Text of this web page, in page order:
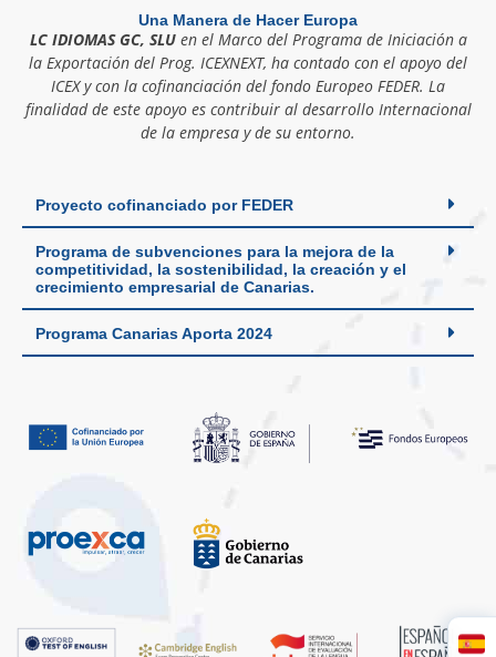
Una Manera de Hacer Europa
LC IDIOMAS GC, SLUen el Marco del Programa de Iniciación a
la Exportación del Prog. ICEXNEXT, ha contado con el apoyo del
ICEX y con la cofinanciación del fondo Europeo FEDER. La
finalidad de este apoyo es contribuir al desarrollo Internacional
de la empresa y de su entorno.
Proyecto cofinanciado por FEDER
Programa de subvenciones para la mejora de la
competitividad, la sostenibilidad, la creación y el
crecimiento empresarial de Canarias.
Programa Canarias Aporta 2024